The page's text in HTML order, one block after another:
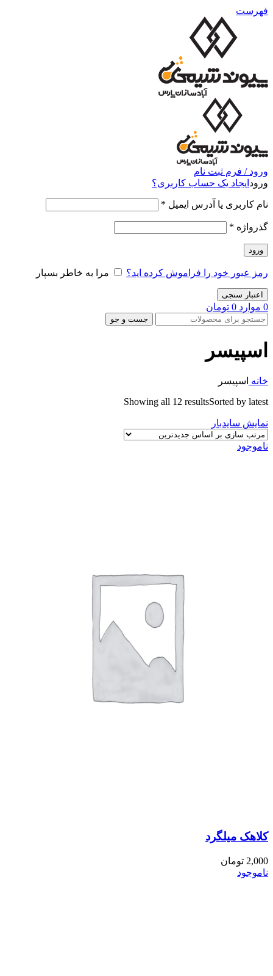
فهرست
ورود / فرم ثبت نام
ورود ایجاد یک حساب کاربری؟
نام کاربری یا آدرس ایمیل *
گذرواژه *
ورود
رمز عبور خود را فراموش کرده اید؟ مرا به خاطر بسپار
اعتبار سنجی
0 موارد 0 تومان
جست و جو
اسپیسر
خانه اسپیسر
Showing all 12 resultsSorted by latest
نمایش سایدبار
ناموجود
کلاهک میلگرد
2,000 تومان
ناموجود